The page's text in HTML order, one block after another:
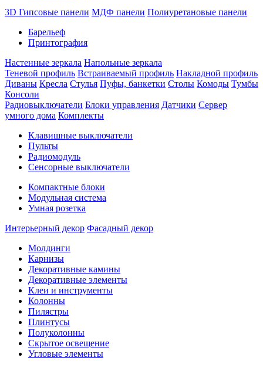
3D Гипсовые панели МДФ панели Полиуретановые панели
Барельеф
Принтография
Настенные зеркала Напольные зеркала
Теневой профиль Встраиваемый профиль Накладной профиль
Диваны Кресла Стулья Пуфы, банкетки Столы Комоды Тумбы
Консоли
Радиовыключатели Блоки управления Датчики Сервер
умного дома Комплекты
Клавишные выключатели
Пульты
Радиомодуль
Сенсорные выключатели
Компактные блоки
Модульная система
Умная розетка
Интерьерный декор Фасадный декор
Молдинги
Карнизы
Декоративные камины
Декоративные элементы
Клеи и инструменты
Колонны
Пилястры
Плинтусы
Полуколонны
Скрытое освещение
Угловые элементы